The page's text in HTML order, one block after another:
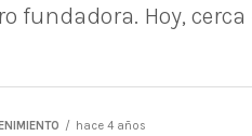
fundadora. Hoy, cerca
hace 4 años